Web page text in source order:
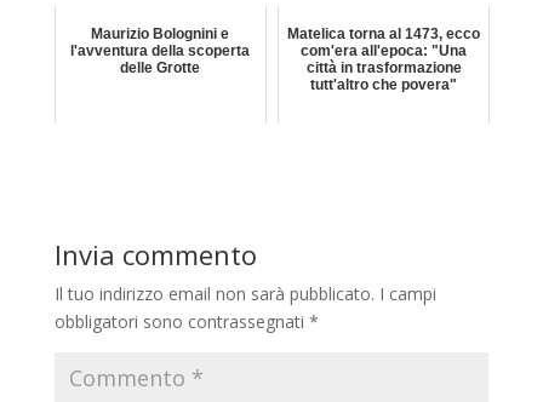
Maurizio Bolognini e
l'avventura della scoperta
delle Grotte
Matelica torna al 1473, ecco
com'era all'epoca: "Una
città in trasformazione
tutt'altro che povera"
Invia commento
Il tuo indirizzo email non sarà pubblicato. I campi
obbligatori sono contrassegnati *